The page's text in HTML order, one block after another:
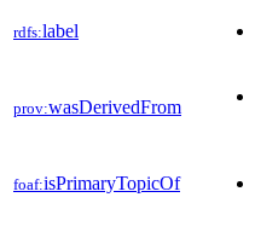
rdfs:label
prov:wasDerivedFrom
foaf:isPrimaryTopicOf